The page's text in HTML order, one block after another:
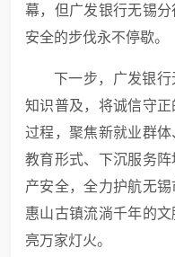
幕，但广发银行无锡
安全的步伐永不停歇。
下一步，广发银
知识普及，将诚信守
过程，聚焦新就业群
教育形式、下沉服务
产安全，全力护航无
惠山古镇流淌千年的
亮万家灯火。